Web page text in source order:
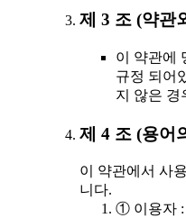
제 3 조 (약관
이 약관에
규정 되어
지 않은 경
제 4 조 (용어
이 약관에서 사
니다.
① 이용자 :